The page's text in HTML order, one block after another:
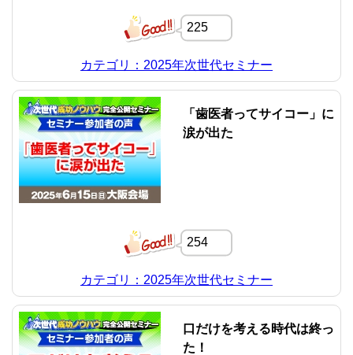
225
カテゴリ：2025年次世代セミナー
「歯医者ってサイコー」に
涙が出た
254
カテゴリ：2025年次世代セミナー
口だけを考える時代は終っ
た！